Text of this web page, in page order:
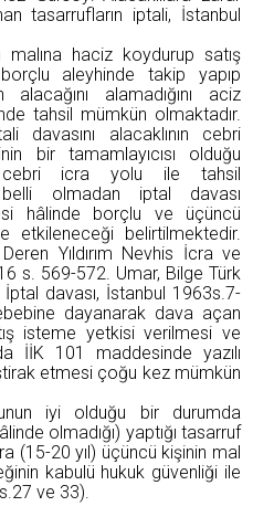
tasarrufların iptali, İstanbul
haciz koydurup satış
aleyhinde takip yapıp
alamadığını aciz
tahsil mümkün olmaktadır.
davasını alacaklının cebri
bir tamamlayıcısı olduğu
cebri icra yolu ile tahsil
olmadan iptal davası
hâlinde borçlu ve üçüncü
etkileneceği belirtilmektedir.
Yıldırım Nevhis İcra ve
s. 569-572. Umar, Bilge Türk
davası, İstanbul 1963s.7-
dayanarak dava açan
isteme yetkisi verilmesi ve
İİK 101 maddesinde yazılı
etmesi çoğu kez mümkün
iyi olduğu bir durumda
olmadığı) yaptığı tasarruf
(15-20 yıl) üçüncü kişinin mal
kabulü hukuk güvenliği ile
ve 33).